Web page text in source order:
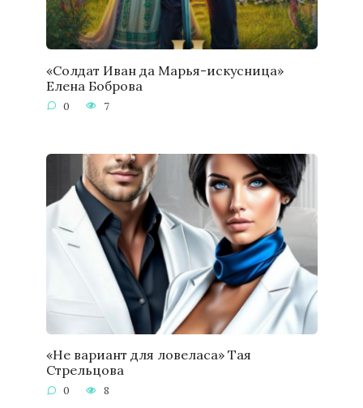
«Солдат Иван да Марья-искусница»
Елена Боброва
0 7
«Не вариант для ловеласа» Тая
Стрельцова
0 8